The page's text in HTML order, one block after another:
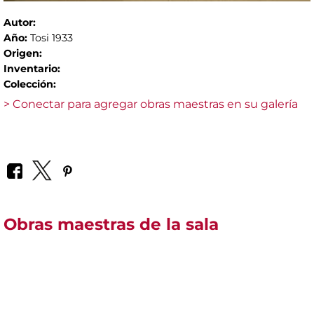
Autor:
Año: Tosi 1933
Origen:
Inventario:
Colección:
> Conectar para agregar obras maestras en su galería
Obras maestras de la sala